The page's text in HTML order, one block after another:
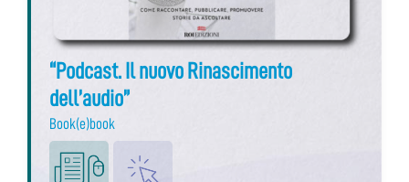
“Podcast. Il nuovo Rinascimento
dell’audio”
Book(e)book